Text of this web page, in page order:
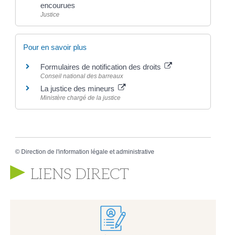
encourues
Justice
Pour en savoir plus
Formulaires de notification des droits
Conseil national des barreaux
La justice des mineurs
Ministère chargé de la justice
© Direction de l'information légale et administrative
LIENS DIRECT